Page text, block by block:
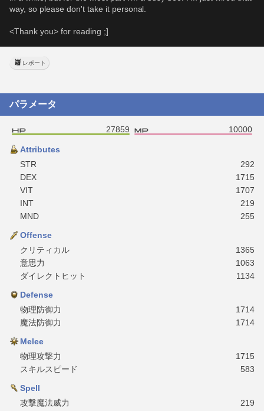
way, so please don't take it personal.
<Thank you> for reading ;]
レポート
パラメータ
27859 10000
Attributes
STR
292
DEX
1715
VIT
1707
INT
219
MND
255
Offense
クリティカル
1365
意思力
1063
ダイレクトヒット
1134
Defense
物理防御力
1714
魔法防御力
1714
Melee
物理攻撃力
1715
スキルスピード
583
Spell
攻撃魔法威力
219